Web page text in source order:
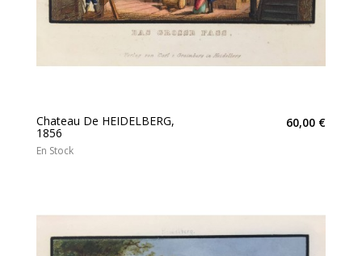
Chateau De HEIDELBERG,
1856
60,00 €
En Stock